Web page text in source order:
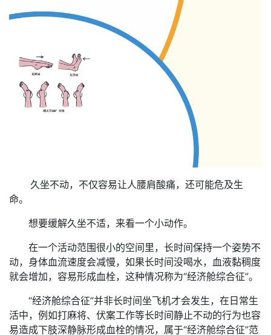
久坐不动，不仅容易让人腰肩酸痛，还可能危及生
命。
想要缓解久坐不适，来看一个小动作。
在一个活动范围很小的空间里，长时间保持一个姿势不
动，身体血流速度会减慢，如果长时间没喝水，血液黏稠度
就会增加，容易形成血栓，这种情况称为“经济舱综合征”。
“经济舱综合征”并非长时间坐飞机才会发生，在日常生
活中，例如打麻将、伏案工作等长时间静止不动的行为也容
易造成下肢深静脉形成血栓的情况，属于“经济舱综合征”范